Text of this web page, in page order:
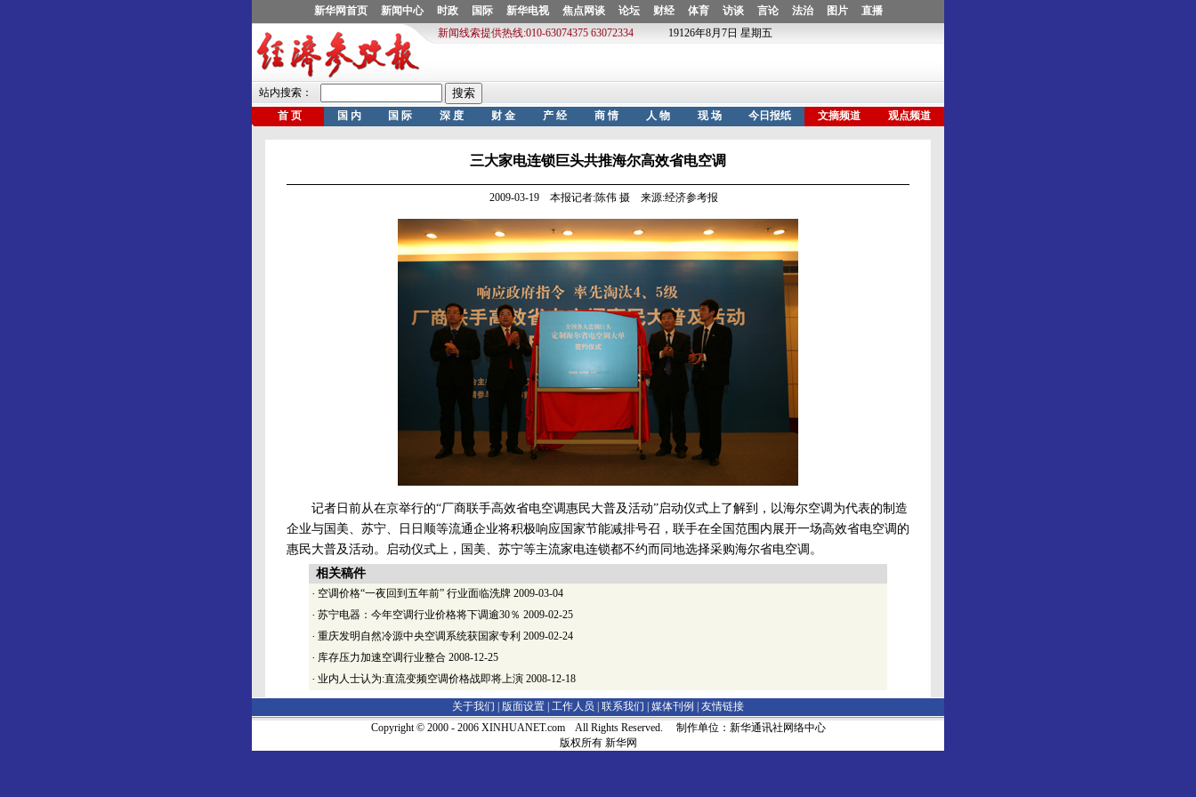
三大家电连锁巨头共推海尔高效省电空调
2009-03-19 本报记者:陈伟 摄 来源:经济参考报
记者日前从在京举行的“厂商联手高效省电空调惠民大普及活动”启动仪式上了解到，以海尔空调为代表的制造
企业与国美、苏宁、日日顺等流通企业将积极响应国家节能减排号召，联手在全国范围内展开一场高效省电空调的
惠民大普及活动。启动仪式上，国美、苏宁等主流家电连锁都不约而同地选择采购海尔省电空调。
相关稿件
· 空调价格“一夜回到五年前” 行业面临洗牌 2009-03-04
· 苏宁电器：今年空调行业价格将下调逾30％ 2009-02-25
· 重庆发明自然冷源中央空调系统获国家专利 2009-02-24
· 库存压力加速空调行业整合 2008-12-25
· 业内人士认为:直流变频空调价格战即将上演 2008-12-18
关于我们 | 版面设置 工作人员 联系我们 媒体刊例
友情链接
Copyright © 2000 - 2006 XINHUANET.com All Rights Reserved. 制作单位：新华通讯社网络中心
版权所有 新华网